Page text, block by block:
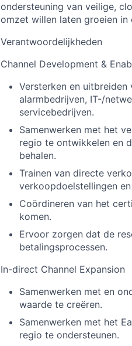
ondersteuning van veilige,
omzet willen laten groeien in
Verantwoordelijkheden
Channel Development &
Versterken en
alarmbedrijven, IT-/
servicebedrijven.
Samenwerken met het
regio te ontwikkelen en
behalen.
Trainen van directe
verkoopdoelstellingen
Coördineren van het
komen.
Ervoor zorgen dat de
betalingsprocessen.
In-direct Channel Expansion
Samenwerken met en
waarde te creëren.
Samenwerken met het
regio te ondersteunen.